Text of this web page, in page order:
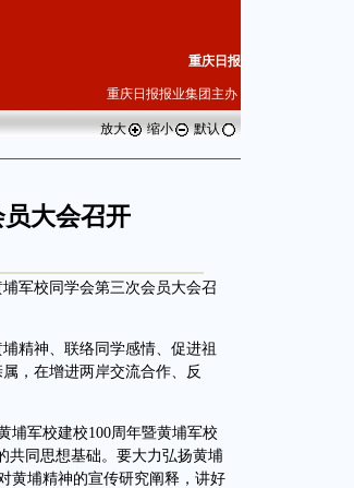
重庆日报
重庆日报报业集团主办
放大 缩小 默认
大会召开
军校同学会第三次会员大会召
精神、联络同学感情、促进祖
，在增进两岸交流合作、反
军校建校100周年暨黄埔军校
共同思想基础。要大力弘扬黄埔
黄埔精神的宣传研究阐释，讲好